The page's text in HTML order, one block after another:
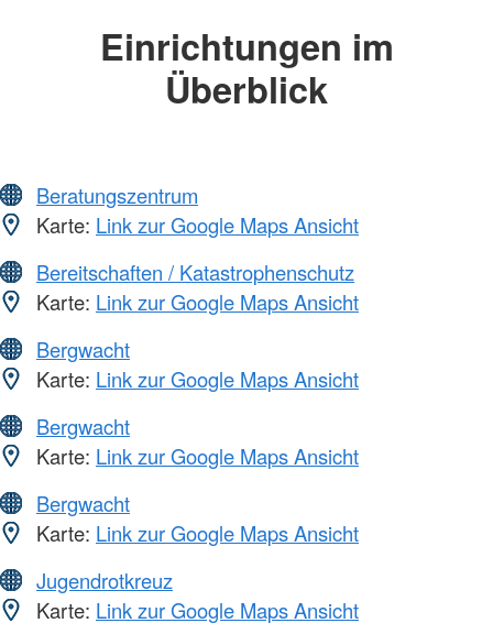
Einrichtungen im
Überblick
Beratungszentrum
Karte: Link zur Google Maps Ansicht
Bereitschaften / Katastrophenschutz
Karte: Link zur Google Maps Ansicht
Bergwacht
Karte: Link zur Google Maps Ansicht
Bergwacht
Karte: Link zur Google Maps Ansicht
Bergwacht
Karte: Link zur Google Maps Ansicht
Jugendrotkreuz
Karte: Link zur Google Maps Ansicht